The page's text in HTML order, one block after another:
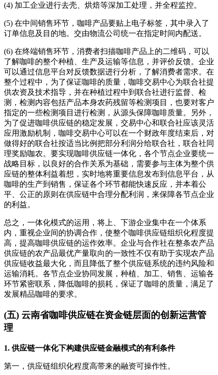
(4) 加工企业进行去壳、烘焙等深加工处理，并全程监控。
(5) 在中间销售环节，咖啡产品要贴上电子标签，其中录入了
订单信息及目的地。交由物流公司统一在指定时间内配送。
(6) 在终端销售环节，消费者扫描咖啡产品上的二维码，可以
了解咖啡的整个种植、生产及运输等信息，并评价反馈。企业
可以通过信息平台对反馈数据进行分析，了解消费者需求。在
整个过程中，为了保证咖啡的质量，咖啡交易中心为联合社提
供农资及技术指导，并在种植过程中到联合社进行监督、检
测，检测内容包括产品本身农药残留等检测项目，也要对客户
指定的一些检测项目进行检测，从源头保障咖啡质量。另外，
为了促进咖啡供应链的稳定发展，交易中心和联合社应该灵活
应用激励机制，咖啡交易中心可以在一个财政年度结束后，对
做得好的联合社按适当比例把部分利润分给联合社，联合社同
理奖励咖农。要实现咖啡供应链一体化，各个节点企业要统一
战略目标，以良好的合作关系为基础，需要参与主体为整个供
应链的整体利益着想，实时地将重要信息发布到信息平台，从
咖啡的生产到销售，保证各个环节都能快速反应，并本着公
平、公正的原则在供应链中合理分配利润，来保障各节点企业
的利益。
总之，一体化模式的运用，将上、下游企业集中在一个体系
内，重视企业间的协调合作，使整个咖啡供应链组织化程度提
高，提高咖啡供应链的运作效率。企业与合作社在整条农产品
供应链的农产品最优产量取向的一致性不仅有助于实现农产品
供应链收益最大化，而且降低了整个供应链系统的违约风险和
运输消耗。各节点企业协同发展，种植、加工、销售、运输各
环节紧密联系，降低咖啡的损耗，保证了咖啡的质量，满足了
发展精品咖啡的要求。
(五) 云南省咖啡供应链在资金链层面的创新运营管
理
1. 供应链一体化下构建供应链金融模式的有利条件
第一，供应链组织化程度高带来的融资可操作性。